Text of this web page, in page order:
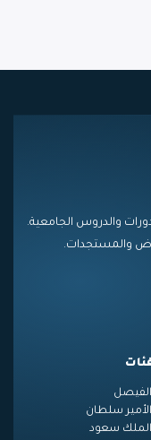
والدروس الجامعية.
والمستجدات.
سلطان
سعود